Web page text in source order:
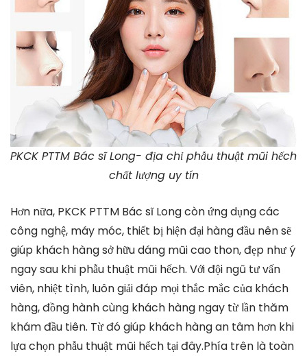
PKCK PTTM Bác sĩ Long- địa chỉ phẫu thuật mũi hếch
chất lượng uy tín
Hơn nữa, PKCK PTTM Bác sĩ Long còn ứng dụng các
công nghệ, máy móc, thiết bị hiện đại hàng đầu nên sẽ
giúp khách hàng sở hữu dáng mũi cao thon, đẹp như ý
ngay sau khi phẫu thuật mũi hếch. Với đội ngũ tư vấn
viên, nhiệt tình, luôn giải đáp mọi thắc mắc của khách
hàng, đồng hành cùng khách hàng ngay từ lần thăm
khám đầu tiên. Từ đó giúp khách hàng an tâm hơn khi
lựa chọn phẫu thuật mũi hếch tại đây.Phía trên là toàn